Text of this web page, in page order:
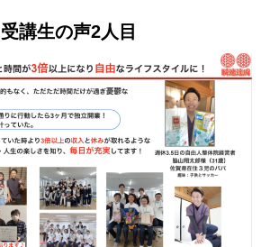
受講生の声2人目